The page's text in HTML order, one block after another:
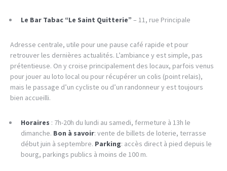
Le Bar Tabac “Le Saint Quitterie” – 11, rue Principale
Adresse centrale, utile pour une pause café rapide et pour
retrouver les dernières actualités. L’ambiance y est simple, pas
prétentieuse. On y croise principalement des locaux, parfois venus
pour jouer au loto local ou pour récupérer un colis (point relais),
mais le passage d’un cycliste ou d’un randonneur y est toujours
bien accueilli.
Horaires : 7h-20h du lundi au samedi, fermeture à 13h le
dimanche. Bon à savoir: vente de billets de loterie, terrasse
début juin à septembre. Parking: accès direct à pied depuis le
bourg, parkings publics à moins de 100 m.